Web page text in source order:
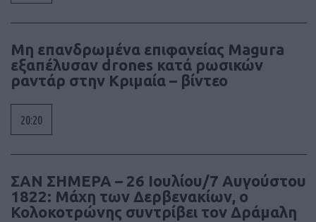
Μη επανδρωμένα επιφανείας Magura
εξαπέλυσαν drones κατά ρωσικών
ραντάρ στην Κριμαία – βίντεο
20:20
ΣΑΝ ΣΗΜΕΡΑ – 26 Ιουλίου/7 Αυγούστου
1822: Μάχη των Δερβενακίων, ο
Κολοκοτρώνης συντρίβει τον Δράμαλη